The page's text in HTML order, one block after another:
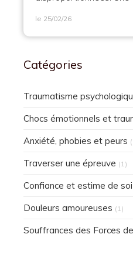
le 25/02/26
Catégories
Traumatisme
Chocs émotionnels et
Anxiété, phobies et peurs
Traverser une épreuve (1)
Confiance et estime de soi
Douleurs amoureuses (1)
Souffrances des Forces